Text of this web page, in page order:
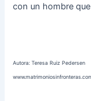
con un hombre
Autora: Teresa Ruiz Pedersen